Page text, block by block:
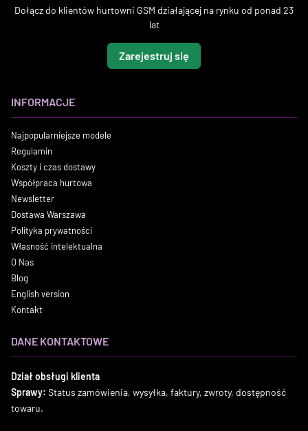
Dołącz do klientów hurtowni GSM działającej na rynku od ponad 23
lat
Zarejestruj się
INFORMACJE
Najpopularniejsze modele
Regulamin
Koszty i czas dostawy
Współpraca hurtowa
Newsletter
Dostawa Warszawa
Polityka prywatności
Własność intelektualna
O Nas
Blog
English version
Kontakt
DANE KONTAKTOWE
Dział obsługi klienta
Sprawy: Status zamówienia, wysyłka, faktury, zwroty, dostępność
towaru.